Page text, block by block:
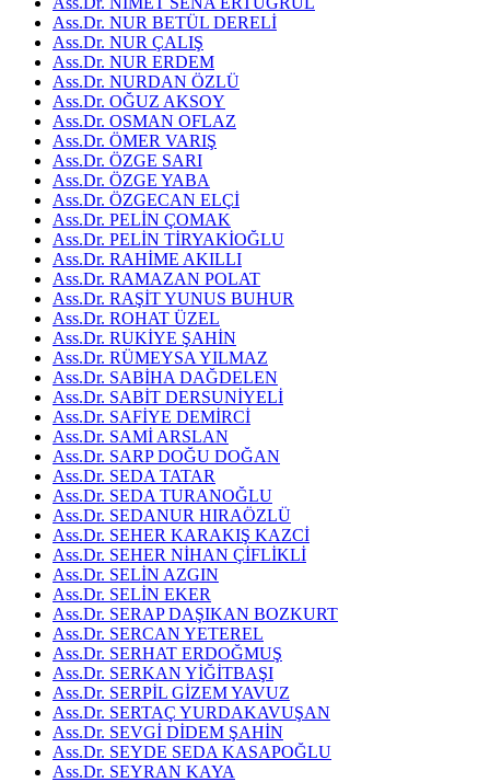
Ass.Dr. NUR BETÜL DERELİ
Ass.Dr. NUR ÇALIŞ
Ass.Dr. NUR ERDEM
Ass.Dr. NURDAN ÖZLÜ
Ass.Dr. OĞUZ AKSOY
Ass.Dr. OSMAN OFLAZ
Ass.Dr. ÖMER VARIŞ
Ass.Dr. ÖZGE SARI
Ass.Dr. ÖZGE YABA
Ass.Dr. ÖZGECAN ELÇİ
Ass.Dr. PELİN ÇOMAK
Ass.Dr. PELİN TİRYAKİOĞLU
Ass.Dr. RAHİME AKILLI
Ass.Dr. RAMAZAN POLAT
Ass.Dr. RAŞİT YUNUS BUHUR
Ass.Dr. ROHAT ÜZEL
Ass.Dr. RUKİYE ŞAHİN
Ass.Dr. RÜMEYSA YILMAZ
Ass.Dr. SABİHA DAĞDELEN
Ass.Dr. SABİT DERSUNİYELİ
Ass.Dr. SAFİYE DEMİRCİ
Ass.Dr. SAMİ ARSLAN
Ass.Dr. SARP DOĞU DOĞAN
Ass.Dr. SEDA TATAR
Ass.Dr. SEDA TURANOĞLU
Ass.Dr. SEDANUR HIRAÖZLÜ
Ass.Dr. SEHER KARAKIŞ KAZCİ
Ass.Dr. SEHER NİHAN ÇİFLİKLİ
Ass.Dr. SELİN AZGIN
Ass.Dr. SELİN EKER
Ass.Dr. SERAP DAŞIKAN BOZKURT
Ass.Dr. SERCAN YETEREL
Ass.Dr. SERHAT ERDOĞMUŞ
Ass.Dr. SERKAN YİĞİTBAŞI
Ass.Dr. SERPİL GİZEM YAVUZ
Ass.Dr. SERTAÇ YURDAKAVUŞAN
Ass.Dr. SEVGİ DİDEM ŞAHİN
Ass.Dr. SEYDE SEDA KASAPOĞLU
Ass.Dr. SEYRAN KAYA